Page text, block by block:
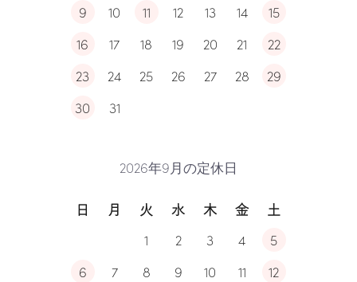
9
10 11 12 13 14
15
16
17 18 19 20 21
22
23
24 25 26 27 28
29
30
31
2026年9月の定休日
日 月 火 水 木 金 土
1 2 3 4
5
6
7 8 9 10 11
12